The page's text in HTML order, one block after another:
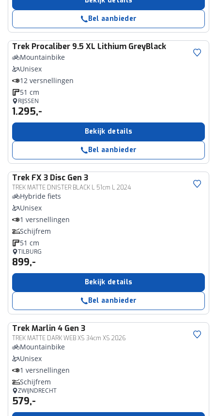
Bel aanbieder
Trek Procaliber 9.5 XL Lithium GreyBlack
Mountainbike
Unisex
12 versnellingen
51 cm
RIJSSEN
1.295,-
Bekijk details
Bel aanbieder
Trek FX 3 Disc Gen 3
TREK MATTE DNISTER BLACK L 51cm L 2024
Hybride fiets
Unisex
1 versnellingen
Schijfrem
51 cm
TILBURG
899,-
Bekijk details
Bel aanbieder
TrekMarlin 4 Gen 3
TREK MATTE DARK WEB XS 34cm XS 2026
Mountainbike
Unisex
1 versnellingen
Schijfrem
ZWIJNDRECHT
579,-